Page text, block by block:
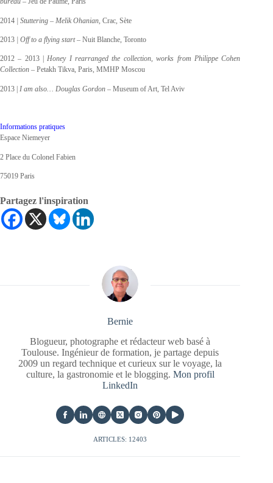
2014 | Stuttering – Melik Ohanian, Crac, Sète
2013 | Off to a flying start – Nuit Blanche, Toronto
2012 – 2013 |Honey I rearranged the collection, works from Philippe Cohen
Collection – Petakh Tikva, Paris, MMHP Moscou
2013 | I am also… Douglas Gordon – Museum of Art, Tel Aviv
Informations pratiques
Espace Niemeyer
2 Place du Colonel Fabien
75019 Paris
Partagez l'inspiration
Bernie
Blogueur, photographe et rédacteur web basé à
Toulouse. Ingénieur de formation, je partage depuis
2009 un regard technique et curieux sur le voyage, la
culture, la gastronomie et le blogging. Mon profil
LinkedIn
ARTICLES: 12403